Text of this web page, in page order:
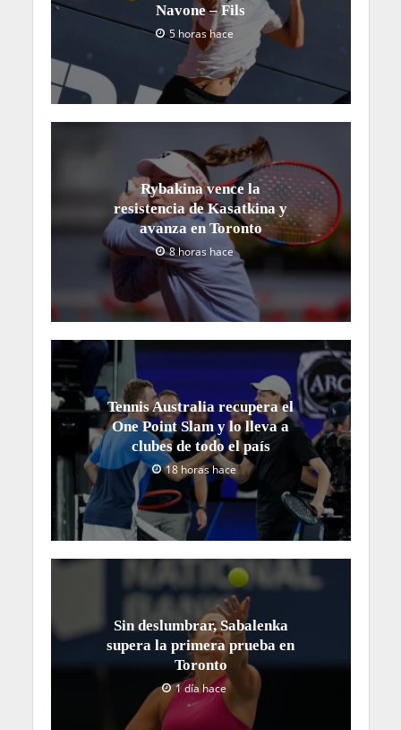
Navone – Fils
5 horas hace
Rybakina vence la
resistencia de Kasatkina y
avanza en Toronto
8 horas hace
Tennis Australia recupera el
One Point Slam y lo lleva a
clubes de todo el país
18 horas hace
Sin deslumbrar, Sabalenka
supera la primera prueba en
Toronto
1 día hace